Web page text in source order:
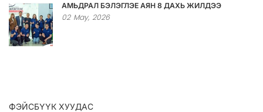
АМЬДРАЛ БЭЛЭГЛЭЕ АЯН 8 ДАХЬ ЖИЛДЭЭ
02 May, 2026
ФЭЙСБҮҮК ХУУДАС